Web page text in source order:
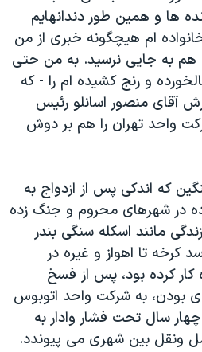
ها و همين طور دندانهايم
ام هيچگونه خبرى از من
هم به جايی نرسيد. به من حتى
و رنج كشيده ام را - كه
آقاى منصور اسانلو رئيس
واحد تهران را هم بر دوش
که اندکی پس از ازدواج به
در شهرهای محروم و جنگ زده
مانند اسکله سنگی بندر
کرخه تا اهواز و غیره در
کار کرده بود، پس از فسخ
بودن، به شرکت واحد اتوبوس
سال تحت فشار وادار به
ونقل بین شهری می پیوندد.